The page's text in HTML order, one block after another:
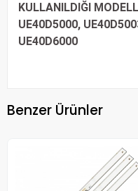
KULLANILDIĞI
UE40D5000,
UE40D6000
Benzer Ürünler